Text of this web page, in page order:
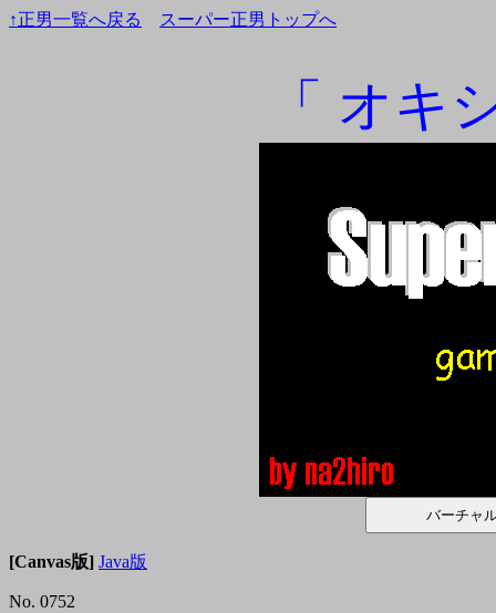
↑正男一覧へ戻る スーパー正男トップへ
「 オキ
[Canvas版] Java版
No. 0752